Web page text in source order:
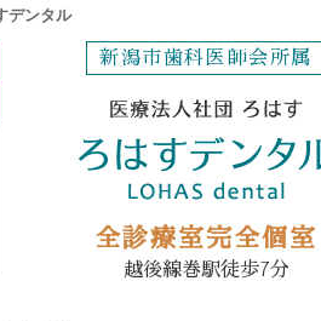
デンタル
新潟市歯科医師会所属
全診療室完全個室
越後線巻駅徒歩7分